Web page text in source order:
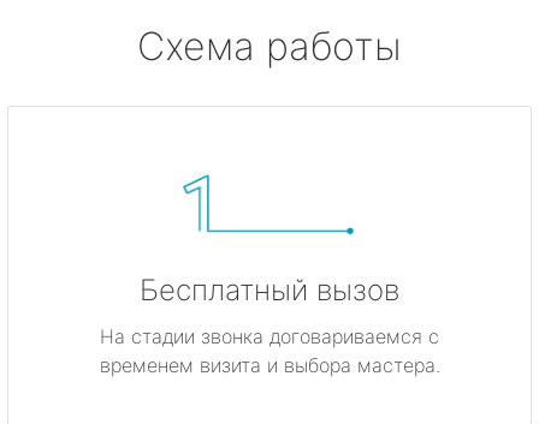
Схема работы
Бесплатный вызов
На стадии звонка договариваемся с
временем визита и выбора мастера.